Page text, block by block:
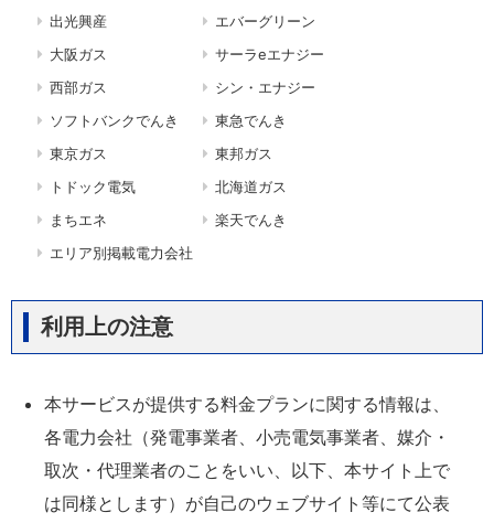
出光興産
エバーグリーン
大阪ガス
サーラeエナジー
西部ガス
シン・エナジー
ソフトバンクでんき
東急でんき
東京ガス
東邦ガス
トドック電気
北海道ガス
まちエネ
楽天でんき
エリア別掲載電力会社
利用上の注意
本サービスが提供する料金プランに関する情報は、
各電力会社（発電事業者、小売電気事業者、媒介・
取次・代理業者のことをいい、以下、本サイト上で
は同様とします）が自己のウェブサイト等にて公表